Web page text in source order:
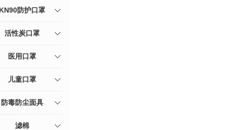
KN90防护口罩
活性炭口罩
医用口罩
儿童口罩
防毒防尘面具
滤棉